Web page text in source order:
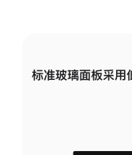
标准玻璃面板采用